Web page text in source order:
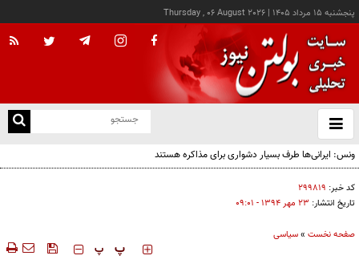
پنجشنبه ۱۵ مرداد ۱۴۰۵ |
Thursday , 06 August 2026
باز
و
کد خبر: ۲۹۹۸۱۹
تاریخ انتشار: ۲۳ مهر ۱۳۹۴ - ۰۹:۰۱
صفحه نخست »سیاسی
‍‍‍ پ پ